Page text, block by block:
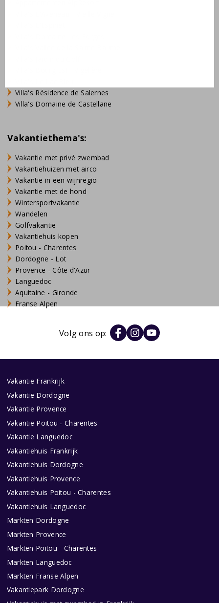
Villa's Résidence de Salernes
Villa's Domaine de Castellane
Vakantiethema's:
Vakantie met privé zwembad
Vakantiehuizen met airco
Vakantie in een wijnregio
Vakantie met de hond
Wintersportvakantie
Wandelen
Golfvakantie
Vakantiehuis kopen
Poitou - Charentes
Dordogne - Lot
Provence - Côte d'Azur
Languedoc
Aquitaine - Gironde
Franse Alpen
Volg ons op:
Vakantie Frankrijk
Vakantie Dordogne
Vakantie Provence
Vakantie Poitou - Charentes
Vakantie Languedoc
Vakantiehuis Frankrijk
Vakantiehuis Dordogne
Vakantiehuis Provence
Vakantiehuis Poitou - Charentes
Vakantiehuis Languedoc
Markten Dordogne
Markten Provence
Markten Poitou - Charentes
Markten Languedoc
Markten Franse Alpen
Vakantiepark Dordogne